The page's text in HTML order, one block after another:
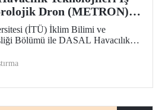
Dron (METRON)
Tamamlandı
(İTÜ) İklim Bilimi ve
Bölümü ile DASAL Havacılık
kapsamında yürütülen